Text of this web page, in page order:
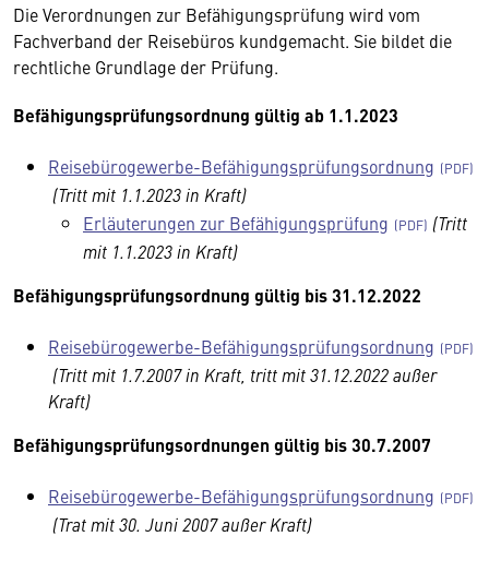
Die Verordnungen zur Befähigungsprüfung wird vom
Fachverband der Reisebüros kundgemacht. Sie bildet die
rechtliche Grundlage der Prüfung.
Befähigungsprüfungsordnung gültig ab 1.1.2023
Reisebürogewerbe-Befähigungsprüfungsordnung
(Tritt mit 1.1.2023 in Kraft)
Erläuterungen zur Befähigungsprüfung
(Tritt
mit 1.1.2023 in Kraft)
Befähigungsprüfungsordnung gültig bis 31.12.2022
Reisebürogewerbe-Befähigungsprüfungsordnung
(Tritt mit 1.7.2007 in Kraft, tritt mit 31.12.2022 außer
Kraft)
Befähigungsprüfungsordnungen gültig bis 30.7.2007
Reisebürogewerbe-Befähigungsprüfungsordnung
(Trat mit 30. Juni 2007 außer Kraft)